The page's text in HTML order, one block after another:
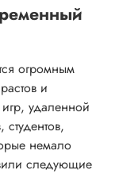
огромным
и
удаленной
немало
следующие